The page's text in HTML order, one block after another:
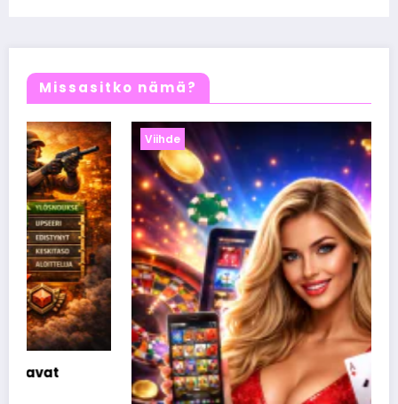
Missasitko nämä?
Viihde